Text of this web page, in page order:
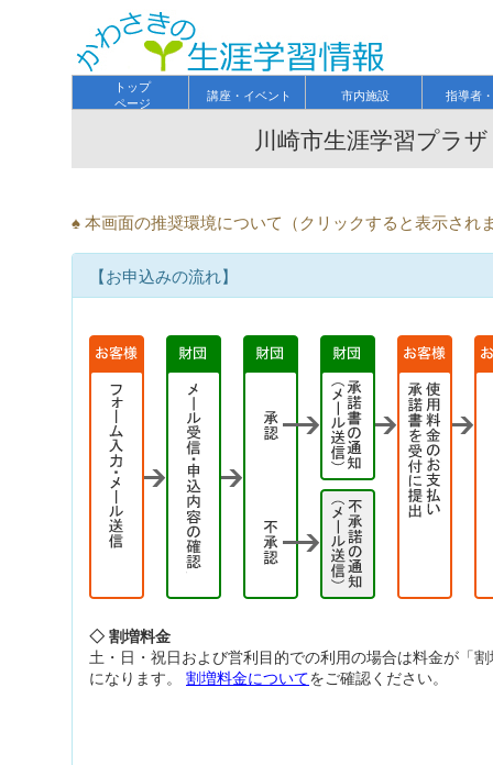
トップ
ページ
講座・イベント 市内施設 指導者
川崎市生涯学習プラ
♠ 本画面の推奨環境について（クリックすると表示され
【お申込みの流れ】
◇ 割増料金
土・日・祝日および営利目的での利用の場合は料金が「
になります。 割増料金についてをご確認ください。